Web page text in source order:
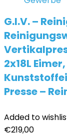
G.I.V. –
2x18L
Presse –
Added to
€219,00